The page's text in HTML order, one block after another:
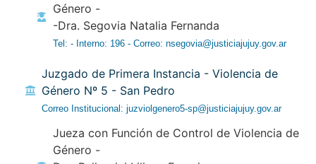
Género -
-Dra. Segovia Natalia Fernanda
Tel: - Interno: 196 - Correo: nsegovia@justiciajujuy.gov.ar
Juzgado de Primera Instancia - Violencia de
Género Nº 5 - San Pedro
Correo Institucional: juzviolgenero5-sp@justiciajujuy.gov.ar
Jueza con Función de Control de Violencia de
Género -